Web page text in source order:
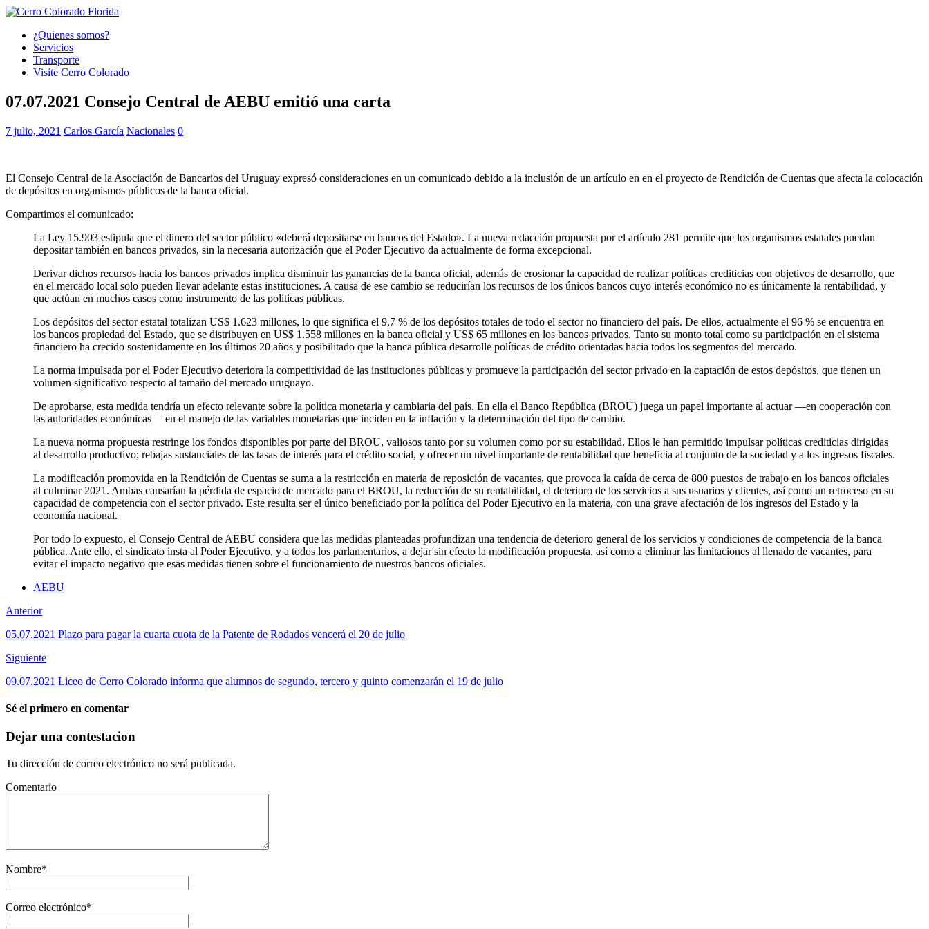
¿Quienes somos?
Servicios
Transporte
Visite Cerro Colorado
07.07.2021 Consejo Central de AEBU emitió una carta
7 julio, 2021 Carlos García Nacionales 0
El Consejo Central de la Asociación de Bancarios del Uruguay expresó consideraciones en un comunicado debido a la inclusión de un artículo en en el proyecto de Rendición de Cuentas que afecta la colocación
de depósitos en organismos públicos de la banca oficial.
Compartimos el comunicado:
La Ley 15.903 estipula que el dinero del sector público «deberá depositarse en bancos del Estado». La nueva redacción propuesta por el artículo 281 permite que los organismos estatales puedan
depositar también en bancos privados, sin la necesaria autorización que el Poder Ejecutivo da actualmente de forma excepcional.
Derivar dichos recursos hacia los bancos privados implica disminuir las ganancias de la banca oficial, además de erosionar la capacidad de realizar políticas crediticias con objetivos de desarrollo, que
en el mercado local solo pueden llevar adelante estas instituciones. A causa de ese cambio se reducirían los recursos de los únicos bancos cuyo interés económico no es únicamente la rentabilidad, y
que actúan en muchos casos como instrumento de las políticas públicas.
Los depósitos del sector estatal totalizan US$ 1.623 millones, lo que significa el 9,7 % de los depósitos totales de todo el sector no financiero del país. De ellos, actualmente el 96 % se encuentra en
los bancos propiedad del Estado, que se distribuyen en US$ 1.558 millones en la banca oficial y US$ 65 millones en los bancos privados. Tanto su monto total como su participación en el sistema
financiero ha crecido sostenidamente en los últimos 20 años y posibilitado que la banca pública desarrolle políticas de crédito orientadas hacia todos los segmentos del mercado.
La norma impulsada por el Poder Ejecutivo deteriora la competitividad de las instituciones públicas y promueve la participación del sector privado en la captación de estos depósitos, que tienen un
volumen significativo respecto al tamaño del mercado uruguayo.
De aprobarse, esta medida tendría un efecto relevante sobre la política monetaria y cambiaria del país. En ella el Banco República (BROU) juega un papel importante al actuar —en cooperación con
las autoridades económicas— en el manejo de las variables monetarias que inciden en la inflación y la determinación del tipo de cambio.
La nueva norma propuesta restringe los fondos disponibles por parte del BROU, valiosos tanto por su volumen como por su estabilidad. Ellos le han permitido impulsar políticas crediticias dirigidas
al desarrollo productivo; rebajas sustanciales de las tasas de interés para el crédito social, y ofrecer un nivel importante de rentabilidad que beneficia al conjunto de la sociedad y a los ingresos fiscales.
La modificación promovida en la Rendición de Cuentas se suma a la restricción en materia de reposición de vacantes, que provoca la caída de cerca de 800 puestos de trabajo en los bancos oficiales
al culminar 2021. Ambas causarían la pérdida de espacio de mercado para el BROU, la reducción de su rentabilidad, el deterioro de los servicios a sus usuarios y clientes, así como un retroceso en su
capacidad de competencia con el sector privado. Este resulta ser el único beneficiado por la política del Poder Ejecutivo en la materia, con una grave afectación de los ingresos del Estado y la
economía nacional.
Por todo lo expuesto, el Consejo Central de AEBU considera que las medidas planteadas profundizan una tendencia de deterioro general de los servicios y condiciones de competencia de la banca
pública. Ante ello, el sindicato insta al Poder Ejecutivo, y a todos los parlamentarios, a dejar sin efecto la modificación propuesta, así como a eliminar las limitaciones al llenado de vacantes, para
evitar el impacto negativo que esas medidas tienen sobre el funcionamiento de nuestros bancos oficiales.
AEBU
Anterior
05.07.2021 Plazo para pagar la cuarta cuota de la Patente de Rodados vencerá el 20 de julio
Siguiente
09.07.2021 Liceo de Cerro Colorado informa que alumnos de segundo, tercero y quinto comenzarán el 19 de julio
Sé el primero en comentar
Dejar una contestacion
Tu dirección de correo electrónico no será publicada.
Comentario
Nombre*
Correo electrónico*